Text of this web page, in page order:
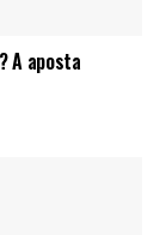
A aposta